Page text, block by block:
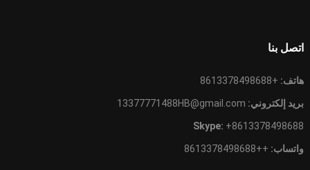
اتصل بنا
هاتف: +8613378498688
بريد إلكتروني:
Skype: +8613378498688
واتساب: ++8613378498688